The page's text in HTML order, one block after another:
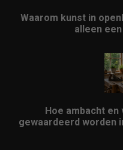
Waarom kunst in
alleen
Hoe ambacht en
gewaardeerd worden